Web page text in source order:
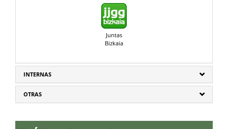
Juntas
Bizkaia
INTERNAS
OTRAS